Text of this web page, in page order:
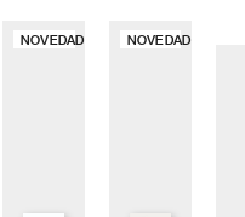
NOVEDAD NOVEDAD